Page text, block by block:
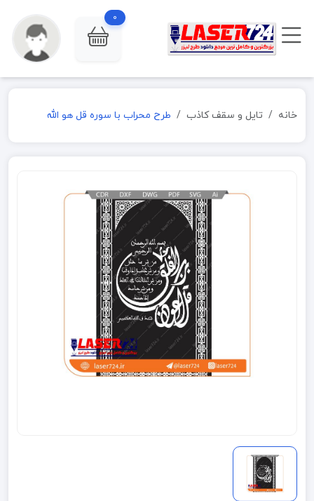
0
خانه تایل و سقف کاذب طرح محراب با سوره قل هو الله